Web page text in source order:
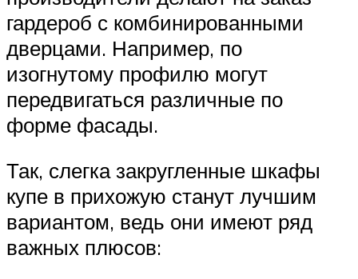
гардероб с комбинированными
дверцами. Например, по
изогнутому профилю могут
передвигаться различные по
форме фасады.
Так, слегка закругленные шкафы
купе в прихожую станут лучшим
вариантом, ведь они имеют ряд
важных плюсов: